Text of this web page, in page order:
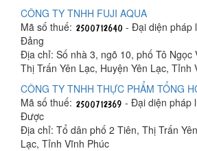
CÔNG TY TNHH FUJI AQUA
Mã số thuế:
- Đại diện pháp
Đảng
Địa chỉ: Số nhà 3, ngõ 10, phố Tô Ngọc
Thị Trấn Yên Lạc, Huyện Yên Lạc, Tỉnh
CÔNG TY TNHH THỰC PHẨM TỔNG
Mã số thuế:
- Đại diện pháp
Được
Địa chỉ: Tổ dân phố 2 Tiên, Thị Trấn
Lạc, Tỉnh Vĩnh Phúc